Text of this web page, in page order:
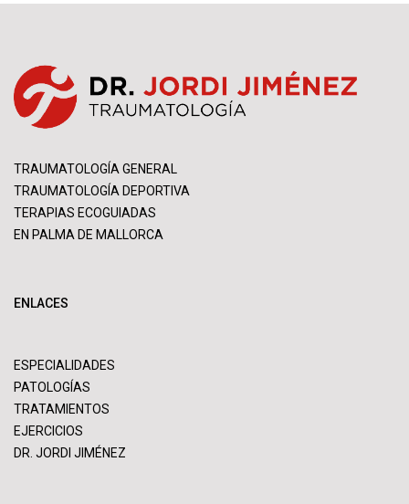
TRAUMATOLOGÍA GENERAL
TRAUMATOLOGÍA DEPORTIVA
TERAPIAS ECOGUIADAS
EN PALMA DE MALLORCA
ENLACES
ESPECIALIDADES
PATOLOGÍAS
TRATAMIENTOS
EJERCICIOS
DR. JORDI JIMÉNEZ